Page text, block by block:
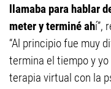
llamaba para hablar
meter y terminé ahí”,
“Al principio fue muy
termina el tiempo y yo
terapia virtual con la